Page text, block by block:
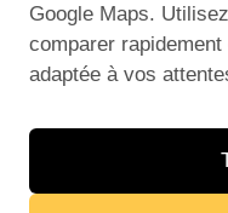
Google Maps.
comparer
adaptée à vos